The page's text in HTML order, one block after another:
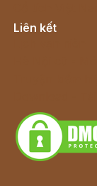
Liên kết